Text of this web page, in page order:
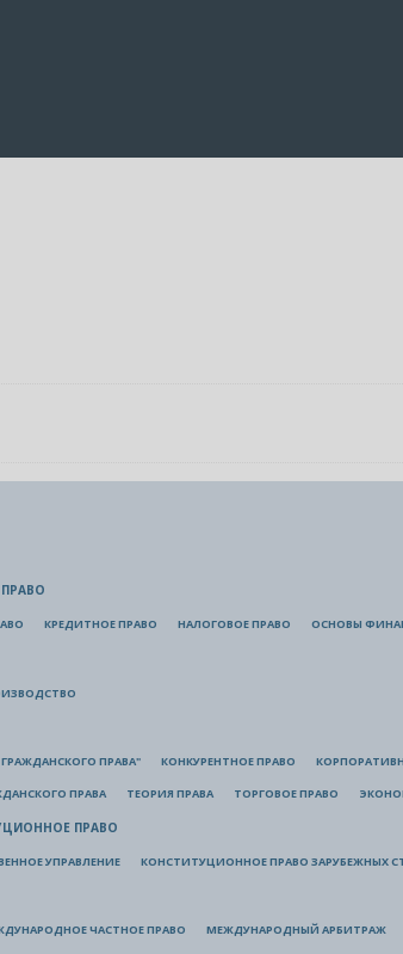
КРЕДИТНОЕ ПРАВО НАЛОГОВОЕ ПРАВО ОСНОВЫ
ПРАВА" КОНКУРЕНТНОЕ ПРАВО
ПРАВА ТЕОРИЯ ПРАВА ТОРГОВОЕ ПРАВО
ПРАВО
УПРАВЛЕНИЕ КОНСТИТУЦИОННОЕ ПРАВО ЗАРУБЕЖНЫХ
ЧАСТНОЕ ПРАВО МЕЖДУНАРОДНЫЙ АРБИТРАЖ